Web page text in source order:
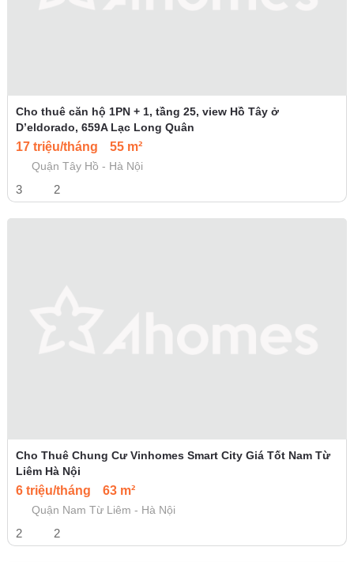
Cho thuê căn hộ 1PN + 1, tầng 25, view Hồ Tây ở
D’eldorado, 659A Lạc Long Quân
17 triệu/tháng 55 m²
Quận Tây Hồ - Hà Nội
3 2
Cho Thuê Chung Cư Vinhomes Smart City Giá Tốt Nam Từ
Liêm Hà Nội
6 triệu/tháng 63 m²
Quận Nam Từ Liêm - Hà Nội
2 2